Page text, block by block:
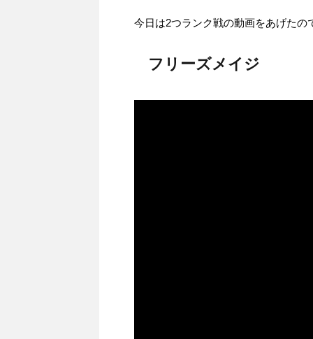
今日は2つランク戦の動画をあげた
フリーズメイジ